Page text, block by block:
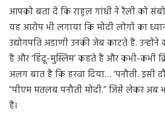
आपको बता दें कि राहुल गांधी ने रैली को
यह आरोप भी लगाया कि मोदी लोगों का
उद्योगपति अडाणी उनकी जेब काटते हैं. उन्होंने
हैं और ‘हिंदू-मुस्लिम’ कहते हैं और कभी-कभी
अलग बात है कि हरवा दिया… ‘पनौती. इसी
”पीएम मतलब पनौती मोदी.” जिसे लेकर अब
है।